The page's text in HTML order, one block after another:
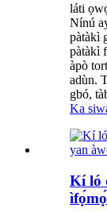
láti
Nínú
pàtàkì
pàtàkì
àpò
adùn.
gbó,
Ka
Kí ló